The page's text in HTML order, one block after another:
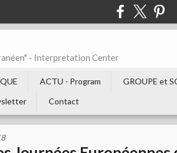
- Interpretation Center
ACTU - Program GROUPE et
Contact